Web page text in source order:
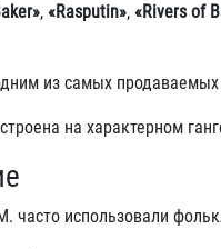
, «Rasputin», «Rivers of
из самых
на характерном
часто использовали